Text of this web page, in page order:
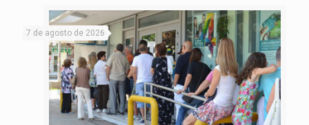
7 de agosto de 2026